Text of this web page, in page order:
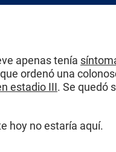
apenas tenía
ordenó una
estadio III. Se quedó
hoy no estaría aquí.